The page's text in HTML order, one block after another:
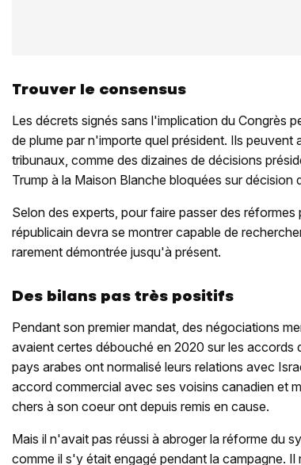
Trouver le consensus
Les décrets signés sans l'implication du Congrès
de plume par n'importe quel président. Ils peuvent
tribunaux, comme des dizaines de décisions
Trump à la Maison Blanche bloquées sur décision
Selon des experts, pour faire passer des réformes
républicain devra se montrer capable de
rarement démontrée jusqu'à présent.
Des bilans pas très positifs
Pendant son premier mandat, des négociations
avaient certes débouché en 2020 sur les accords
pays arabes ont normalisé leurs relations avec
accord commercial avec ses voisins canadien et
chers à son coeur ont depuis remis en cause.
Mais il n'avait pas réussi à abroger la réforme du
comme il s'y était engagé pendant la campagne.